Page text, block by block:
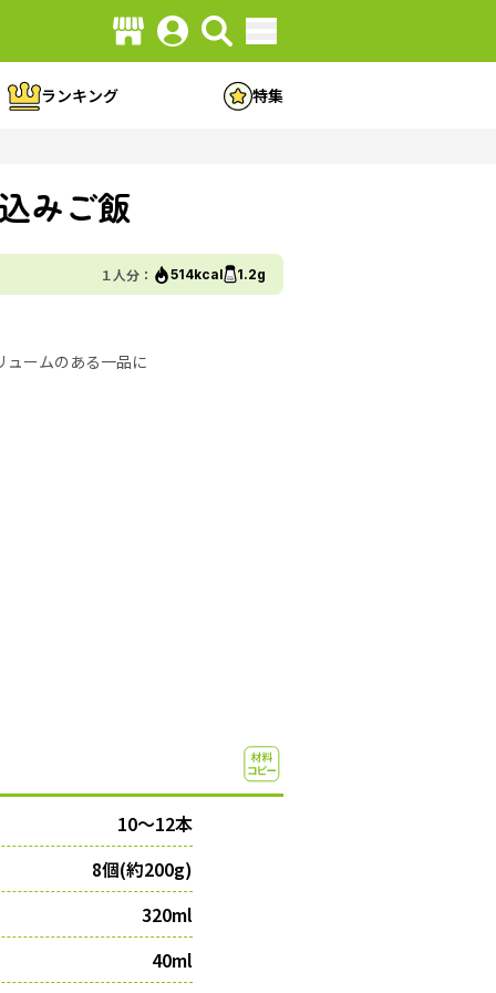
ランキング 特集
みご飯
１人分： 514kcal 1.2g
ュームのある一品に
10〜12本
8個(約200g)
320ml
40ml